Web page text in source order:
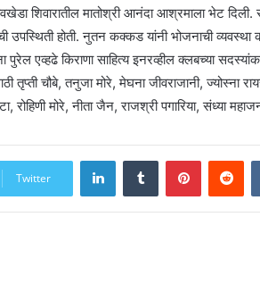
शिवारातील मातोश्री आनंदा आश्रमाला भेट
होती. नुतन कक्कड यांनी भोजनाची
पुरेल एव्हढे किराणा साहित्य इनरव्हील क्लबच्या
तृप्ती चौबे, तनुजा मोरे, मेघना जीवराजानी, ज्योस्ना
रोहिणी मोरे, नीता जैन, राजश्री पगारिया, संध्या
Twitter
LinkedInTumblr Pinterest